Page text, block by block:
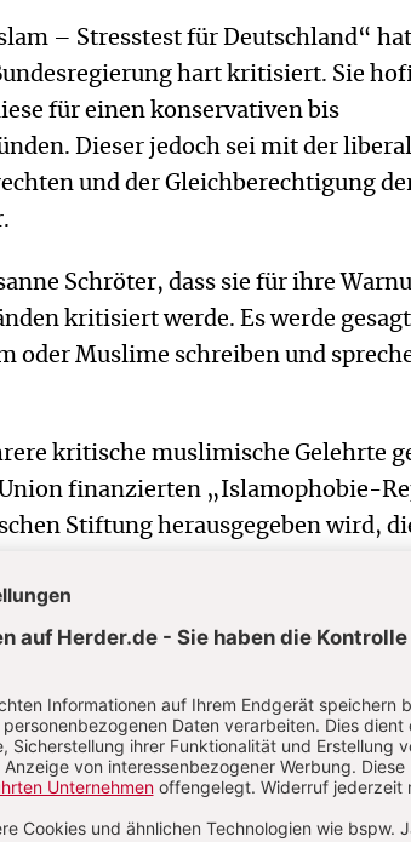
– Stresstest für Deutschland“
hart kritisiert. Sie
für einen konservativen bis
Dieser jedoch sei mit der
und der Gleichberechtigung
Schröter, dass sie für ihre
kritisiert werde. Es werde
oder Muslime schreiben und
kritische muslimische Gelehrte
finanzierten „Islamophobie-
Stiftung herausgegeben wird,
Erdogans verbunden ist. In diesem
Übergriffe aufgelistet, sondern
und Journalisten
Muslime. In einem
Ursula von der Leyen
in dem Bericht „undifferenziert
aus ganz Europa als
Beförderer eines sogenannten